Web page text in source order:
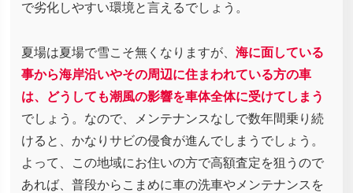
で劣化しやすい環境と言えるでしょう。
夏場は夏場で雪こそ無くなりますが、 海に面している
事から海岸沿いやその周辺に住まわれている方の車
は、どうしても潮風の影響を車体全体に受けてしまう
でしょう。なので、メンテナンスなしで数年間乗り続
けると、かなりサビの侵食が進んでしまうでしょう。
よって、この地域にお住いの方で高額査定を狙うので
あれば、普段からこまめに車の洗車やメンテナンスを